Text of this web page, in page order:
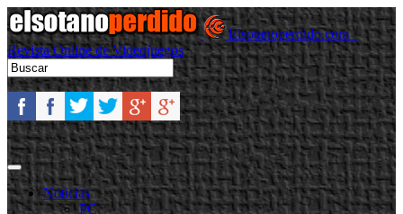
Elsotanoperdido.com -
Revista Online de Videojuegos
Noticias
PC